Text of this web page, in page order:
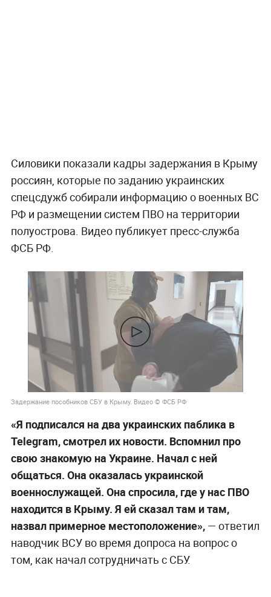
Силовики показали кадры задержания в Крыму
россиян, которые по заданию украинских
спецсдужб собирали информацию о военных ВС
РФ и размещении систем ПВО на территории
полуострова. Видео публикует пресс-служба
ФСБ РФ.
Задержание пособников СБУ в Крыму. Видео © ФСБ РФ
«Я подписался на два украинских паблика в
Telegram, смотрел их новости. Вспомнил про
свою знакомую на Украине. Начал с ней
общаться. Она оказалась украинской
военнослужащей. Она спросила, где у нас ПВО
находится в Крыму. Я ей сказал там и там,
назвал примерное местоположение»,— ответил
наводчик ВСУ во время допроса на вопрос о
том, как начал сотрудничать с СБУ.